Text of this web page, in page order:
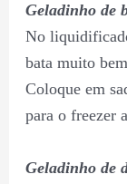
Geladinho de
No
bata muito
Coloque em
para o freezer
Geladinho de